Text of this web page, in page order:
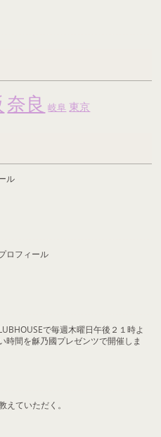
奈良 岐阜 東京
ル
ロフィール
で毎週木曜日午後２１時よ
時間を龢乃國プレゼンツで開催しま
えていただく。